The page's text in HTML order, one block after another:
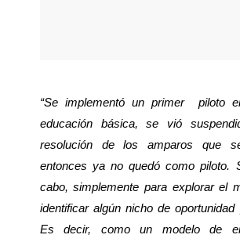
“Se implementó un primer  piloto
educación básica, se vió
resolución de los amparos que
entonces ya no quedó como piloto.
cabo, simplemente para explorar el
identificar algún nicho de
Es decir, como un modelo de